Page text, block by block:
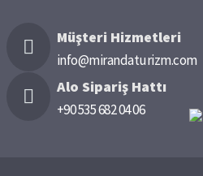
Müşteri Hizmetleri
info@mirandaturizm.com
Alo Sipariş Hattı
+90 535 682 04 06